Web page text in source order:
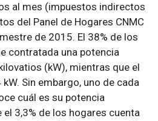
al mes (impuestos indirectos
del Panel de Hogares CNMC
de 2015. El 38% de los
contratada una potencia
(kW), mientras que el
Sin embargo, uno de cada
cuál es su potencia
3,3% de los hogares cuenta